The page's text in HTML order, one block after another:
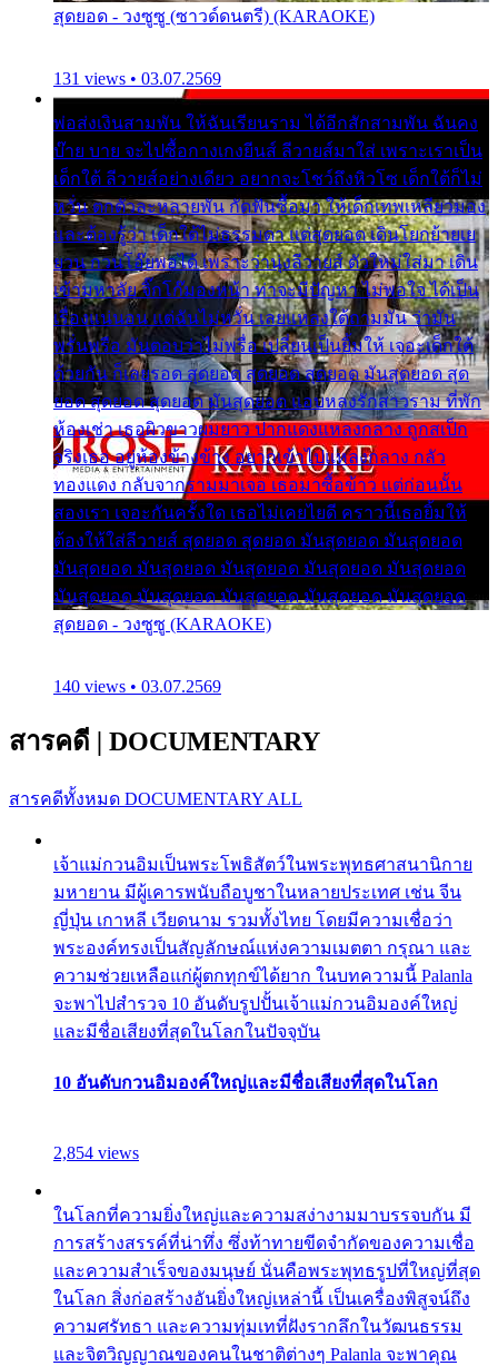
สุดยอด - วงซูซู (ซาวด์ดนตรี) (KARAOKE)
131 views • 03.07.2569
พ่อส่งเงินสามพัน ให้ฉันเรียนราม ได้อีกสักสามพัน ฉันคง
บ๊าย บาย จะไปซื้อกางเกงยีนส์ ลีวายส์มาใส่ เพราะเราเป็น
เด็กใต้ ลีวายส์อย่างเดียว อยากจะโชว์ถึงหิวโซ เด็กใต้ก็ไม่
หวั่น ตกตัวละหลายพัน กัดฟันซื้อมา ให้เด็กเทพเหลียวมอง
และต้องรู้ว่า เด็กใต้ไม่ธรรมดา แต่สุดยอด เดินโยกย้ายเย
ยวน กวนโอ๊ยพอได้ เพราะว่านุ่งลีวายส์ ตัวใหม่ใส่มา เดิน
เข้ามหาลัย จิ๊กโก๊มองหน้า ท่าจะมีปัญหา ไม่พอใจ ได้เป็น
เรื่องแน่นอน แต่ฉันไม่หวั่น เลยแหลงใต้ถามมัน ว่ามัน
พรั่นพรือ มันตอบว่าไม่พรื่อ เปลี่ยนเป็นยิ้มให้ เจอะเด็กใต้
ด้วยกัน ก็เลยรอด สุดยอด สุดยอด สุดยอด มันสุดยอด สุด
ยอด สุดยอด สุดยอด มันสุดยอด แอบหลงรักสาวราม ที่พัก
ห้องเช่า เธอผิวขาวผมยาว ปากแดงแหลงกลาง ถูกสเป็ก
จริงเธอ อยู่ห้องข้างข้าง อยากเข้าไปแหลงกลาง กลัว
ทองแดง กลับจากรามมาเจอ เธอมาซื้อข้าว แต่ก่อนนั้น
สองเรา เจอะกันครั้งใด เธอไม่เคยไยดี คราวนี้เธอยิ้มให้
ต้องให้ใส่ลีวายส์ สุดยอด สุดยอด มันสุดยอด มันสุดยอด
มันสุดยอด มันสุดยอด มันสุดยอด มันสุดยอด มันสุดยอด
มันสุดยอด มันสุดยอด มันสุดยอด มันสุดยอด มันสุดยอด
สุดยอด - วงซูซู (KARAOKE)
140 views • 03.07.2569
สารคดี | DOCUMENTARY
สารคดีทั้งหมด DOCUMENTARY ALL
เจ้าแม่กวนอิมเป็นพระโพธิสัตว์ในพระพุทธศาสนานิกาย
มหายาน มีผู้เคารพนับถือบูชาในหลายประเทศ เช่น จีน
ญี่ปุ่น เกาหลี เวียดนาม รวมทั้งไทย โดยมีความเชื่อว่า
พระองค์ทรงเป็นสัญลักษณ์แห่งความเมตตา กรุณา และ
ความช่วยเหลือแก่ผู้ตกทุกข์ได้ยาก ในบทความนี้ Palanla
จะพาไปสำรวจ 10 อันดับรูปปั้นเจ้าแม่กวนอิมองค์ใหญ่
และมีชื่อเสียงที่สุดในโลกในปัจจุบัน
10 อันดับกวนอิมองค์ใหญ่และมีชื่อเสียงที่สุดในโลก
2,854 views
ในโลกที่ความยิ่งใหญ่และความสง่างามมาบรรจบกัน มี
การสร้างสรรค์ที่น่าทึ่ง ซึ่งท้าทายขีดจำกัดของความเชื่อ
และความสำเร็จของมนุษย์ นั่นคือพระพุทธรูปที่ใหญ่ที่สุด
ในโลก สิ่งก่อสร้างอันยิ่งใหญ่เหล่านี้ เป็นเครื่องพิสูจน์ถึง
ความศรัทธา และความทุ่มเทที่ฝังรากลึกในวัฒนธรรม
และจิตวิญญาณของคนในชาติต่างๆ Palanla จะพาคุณ